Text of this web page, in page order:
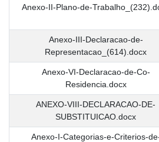
Anexo-II-Plano-de-
Anexo-III-Declaracao-de-
Representacao_(614).docx
Anexo-VI-Declaracao-de-Co-
Residencia.docx
ANEXO-VIII-DECLARACAO-DE-
SUBSTITUICAO.docx
Anexo-I-Categorias-e-Criterios-